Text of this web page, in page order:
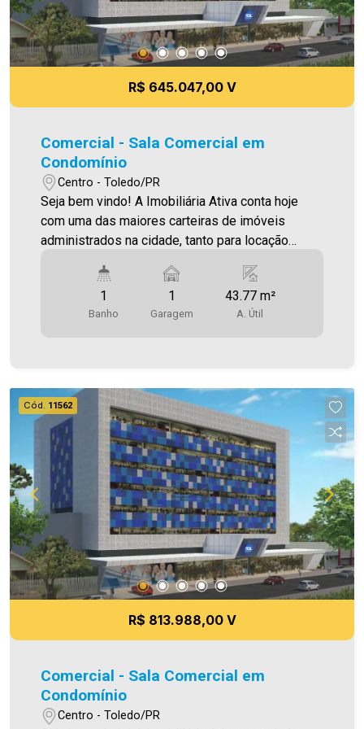
para cada consultório * Banheiros nas áreas
comuns Aproveite essa oportunidade! Imobiliária
Ativa, sinta-se em casa!
R$ 645.047,00 V
Comercial - Sala Comercial em
Condomínio
Centro - Toledo/PR
Seja bem vindo! A Imobiliária Ativa conta hoje
com uma das maiores carteiras de imóveis
administrados na cidade, tanto para locação
Center , no Centro de Toledo , com 01 Wc
Privativo (lavabo) ,área Privativa 43,77 m². Com
experienciados .Projetado por profissionais da
saúde para integrar diversas especialidades e
serviços em um só endereço, seu conceito
proporciona praticidade e segurança para os
pacientes e possibilita economia . * Consultórios
de 41m2 e 60m2 com possibilidade de junções *
Áreas para grandes clínicas * Lojas comerciais
térreas * Estacionamento rotativo * Recepção
para cada consultório * Banheiros nas áreas
comuns Aproveite essa oportunidade! Imobiliária
Ativa, sinta-se em casa!
1
Banho
1
Garagem
43.77 m²
A. Útil
Cód. 11562
R$ 813.988,00 V
Comercial - Sala Comercial em
Condomínio
Centro - Toledo/PR